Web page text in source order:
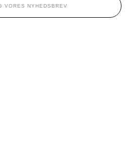
VORES NYHEDSBREV